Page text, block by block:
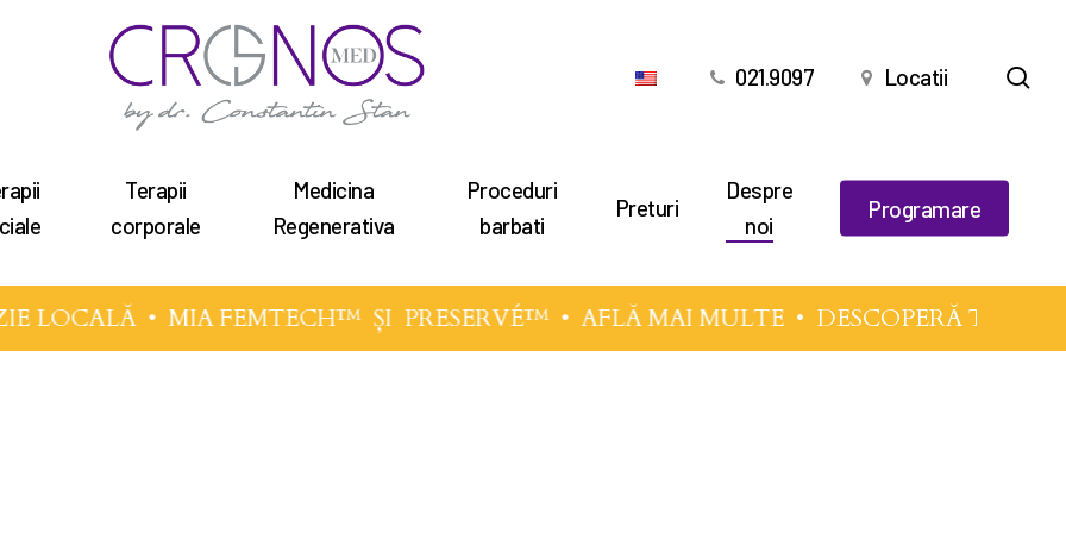
a închide
021.9097 Locatii
Terapii
corporale
Medicina
Regenerativa
Proceduri
barbati
Preturi
Despre
noi
Programare
•MIA FEMTECH™ȘIPRESERVÉ™•AFLĂ MAI MULTE• DESCOPERĂ TEHNICILE